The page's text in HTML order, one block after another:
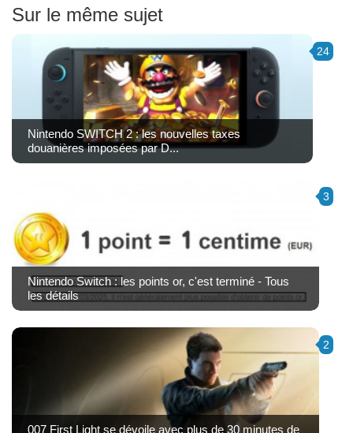
Sur le même sujet
24
Nintendo SWITCH 2 : les nouvelles taxes
douanières imposées par D...
3
Nintendo Switch : les points or, c'est terminé - Tous
les détails
2
007 First Light se dévoile avec plus de 30 minutes de